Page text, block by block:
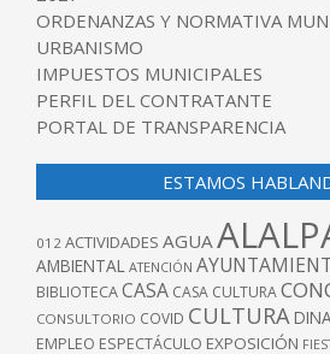
ORDENANZAS Y NORMATIVA
URBANISMO
IMPUESTOS MUNICIPALES
PERFIL DEL CONTRATANTE
PORTAL DE TRANSPARENCIA
ESTAMOS
012 ACTIVIDADES AGUA
AMBIENTAL ATENCIÓN
BIBLIOTECACASA CASA CULTURA
CONSULTORIO COVID CULTURA
EMPLEO ESPECTÁCULO EXPOSICIÓN